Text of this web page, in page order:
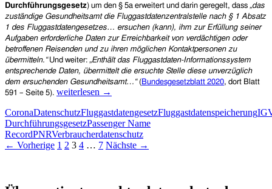
Durchführungsgesetz) um den § 5a erweitert und darin geregelt, dass „das
zuständige Gesundheitsamt die Fluggastdatenzentralstelle nach § 1 Absatz
1 des Fluggastdatengesetzes… ersuchen (kann), ihm zur Erfüllung seiner
Aufgaben erforderliche Daten zur Erreichbarkeit von verdächtigen oder
betroffenen Reisenden und zu ihren möglichen Kontaktpersonen zu
übermitteln.“Und weiter: „Enthält das Fluggastdaten-Informationssystem
entsprechende Daten, übermittelt die ersuchte Stelle diese unverzüglich
dem ersuchenden Gesundheitsamt…“ ( Bundesgesetzblatt 2020, dort Blatt
591 – Seite 5). Europarechtswidrig!
der
Gesundheitsämter
auf
die
weiterlesen →
CoronaDatenschutzFluggastdatengesetzFluggastdatenspeicherung
DurchführungsgesetzPassenger Name
RecordPNRVerbraucherdatenschutz
Beitragsnavigation
← Vorherige 1 2 3 4 … 7 Nächste →
Patientenrechte und Datenschutz e.V.